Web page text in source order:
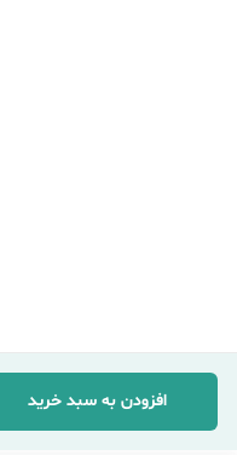
افزودن به سبد خرید